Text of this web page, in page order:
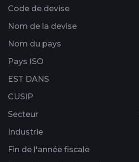
Code de devise
Nom de la devise
Nom du pays
Pays ISO
EST DANS
CUSIP
Secteur
Industrie
Fin de l'année fiscale